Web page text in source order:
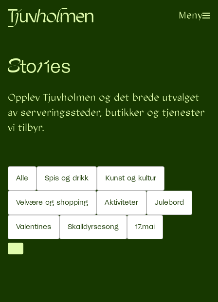
Meny
Stories
Opplev Tjuvholmen og det brede utvalget
av serveringssteder, butikker og tjenester
vi tilbyr.
Alle Spis og drikk Kunst og kultur
Velvære og shopping Aktiviteter Julebord
Valentines Skalldyrsesong 17.mai